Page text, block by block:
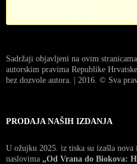
Sadržaji objavljeni na ovim
autorskim pravima Republike
bez dozvole autora. | 2016. © Sva
PRODAJA NAŠIH IZDANJA
U ožujku 2025. iz tiska su izašla nova
naslovima „Od Vrana do Biokova: